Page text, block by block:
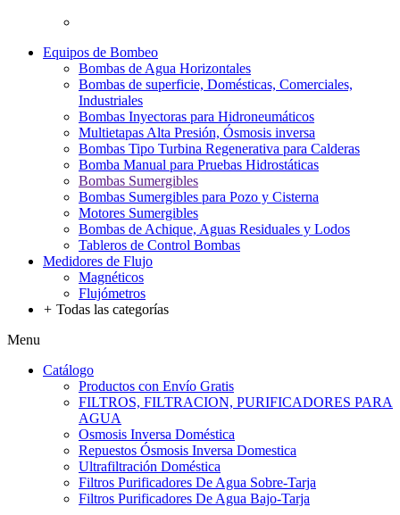
Equipos de Bombeo
Bombas de Agua Horizontales
Bombas de superficie, Domésticas, Comerciales,
Industriales
Bombas Inyectoras para Hidroneumáticos
Multietapas Alta Presión, Ósmosis inversa
Bombas Tipo Turbina Regenerativa para Calderas
Bomba Manual para Pruebas Hidrostáticas
Bombas Sumergibles
Bombas Sumergibles para Pozo y Cisterna
Motores Sumergibles
Bombas de Achique, Aguas Residuales y Lodos
Tableros de Control Bombas
Medidores de Flujo
Magnéticos
Flujómetros
+ Todas las categorías
Menu
Catálogo
Productos con Envío Gratis
FILTROS, FILTRACION, PURIFICADORES PARA
AGUA
Osmosis Inversa Doméstica
Repuestos Ósmosis Inversa Domestica
Ultrafiltración Doméstica
Filtros Purificadores De Agua Sobre-Tarja
Filtros Purificadores De Agua Bajo-Tarja